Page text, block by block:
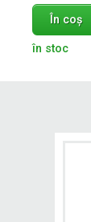
În coș
în stoc